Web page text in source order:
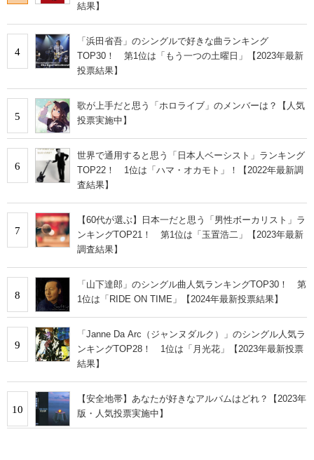
結果】
4
「浜田省吾」のシングルで好きな曲ランキング
TOP30！ 第1位は「もう一つの土曜日」【2023年最新
投票結果】
5
歌が上手だと思う「ホロライブ」のメンバーは？【人気
投票実施中】
6
世界で通用すると思う「日本人ベーシスト」ランキング
TOP22！ 1位は「ハマ・オカモト」！【2022年最新調
査結果】
7
【60代が選ぶ】日本一だと思う「男性ボーカリスト」ラ
ンキングTOP21！ 第1位は「玉置浩二」【2023年最新
調査結果】
8
「山下達郎」のシングル曲人気ランキングTOP30！ 第
1位は「RIDE ON TIME」【2024年最新投票結果】
9
「Janne Da Arc（ジャンヌダルク）」のシングル人気ラ
ンキングTOP28！ 1位は「月光花」【2023年最新投票
結果】
10
【安全地帯】あなたが好きなアルバムはどれ？【2023年
版・人気投票実施中】